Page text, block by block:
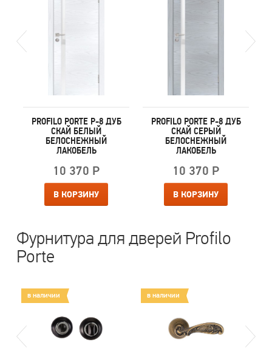
PROFILO PORTE P-8 ДУБ
СКАЙ БЕЛЫЙ
БЕЛОСНЕЖНЫЙ
ЛАКОБЕЛЬ
10 370 Р
В КОРЗИНУ
PROFILO PORTE P-8 ДУБ
СКАЙ СЕРЫЙ
БЕЛОСНЕЖНЫЙ
ЛАКОБЕЛЬ
10 370 Р
В КОРЗИНУ
Фурнитура для дверей Profilo
Porte
в наличии в наличии